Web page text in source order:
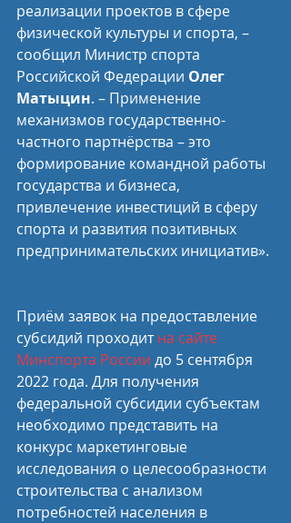
реализации проектов в сфере
физической культуры и спорта, –
сообщил Министр спорта
Российской Федерации Олег
Матыцин. – Применение
механизмов государственно-
частного партнёрства – это
формирование командной работы
государства и бизнеса,
привлечение инвестиций в сферу
спорта и развития позитивных
предпринимательских инициатив».
Приём заявок на предоставление
субсидий проходит на сайте
Минспорта России до 5 сентября
2022 года. Для получения
федеральной субсидии субъектам
необходимо представить на
конкурс маркетинговые
исследования о целесообразности
строительства с анализом
потребностей населения в